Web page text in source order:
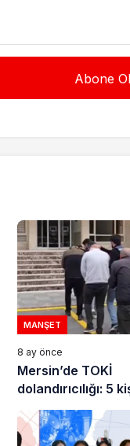
MANŞET
8 ay önce
Mersin’de TOKİ
dolandırıcılığı: 5
tutuklandı